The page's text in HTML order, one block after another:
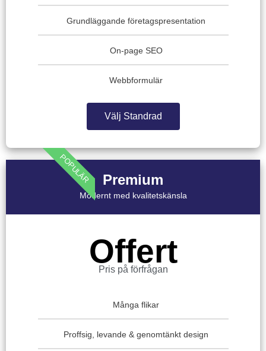
Grundläggande företagspresentation
On-page SEO
Webbformulär
Välj Standrad
POPULÄR Premium
Modernt med kvalitetskänsla
Offert
Pris på förfrågan
Många flikar
Proffsig, levande & genomtänkt design